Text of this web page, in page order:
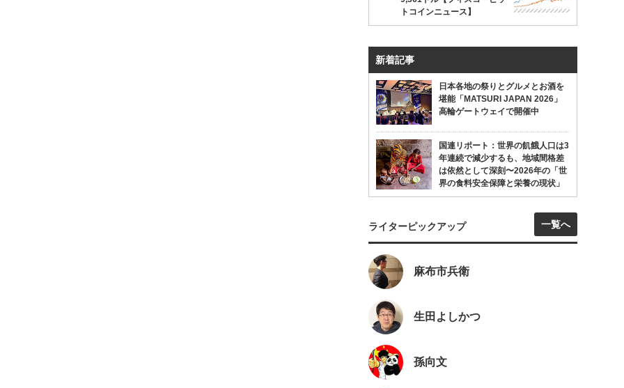
トコインニュース】
新着記事
日本各地の祭りとグルメとお酒を
堪能「MATSURI JAPAN 2026」
高輪ゲートウェイで開催中
国連リポート：世界の飢餓人口は3
年連続で減少するも、地域間格差
は依然として深刻〜2026年の「世
界の食料安全保障と栄養の現状」
ライターピックアップ 一覧へ
麻布市兵衛
生田よしかつ
孫向文